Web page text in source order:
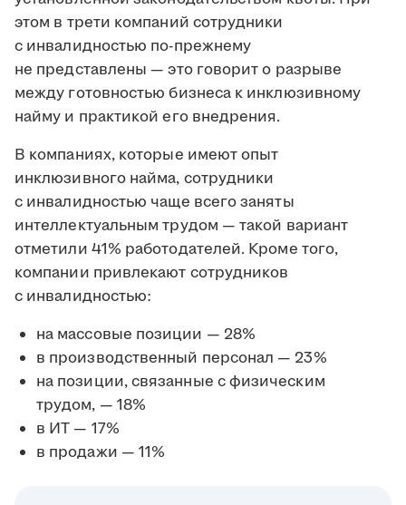
этом в трети компаний сотрудники
с инвалидностью по-прежнему
не представлены — это говорит о разрыве
между готовностью бизнеса к инклюзивному
найму и практикой его внедрения.
В компаниях, которые имеют опыт
инклюзивного найма, сотрудники
с инвалидностью чаще всего заняты
интеллектуальным трудом — такой вариант
отметили 41% работодателей. Кроме того,
компании привлекают сотрудников
с инвалидностью:
на массовые позиции — 28%
в производственный персонал — 23%
на позиции, связанные с физическим
трудом, — 18%
в ИТ — 17%
в продажи — 11%